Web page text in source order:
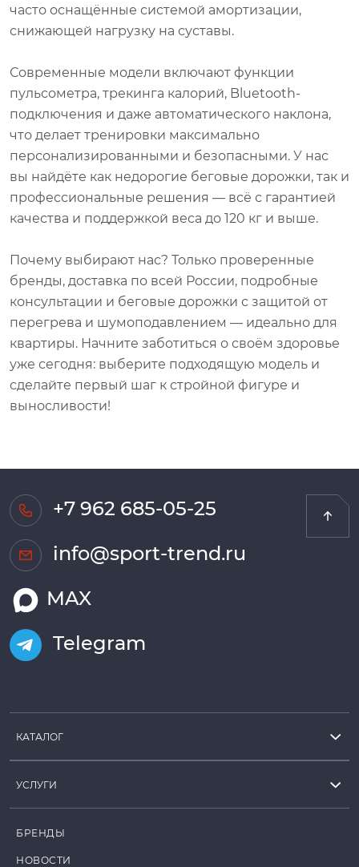
часто оснащённые системой амортизации,
снижающей нагрузку на суставы.
Современные модели включают функции
пульсометра, трекинга калорий, Bluetooth-
подключения и даже автоматического наклона,
что делает тренировки максимально
персонализированными и безопасными. У нас
вы найдёте как недорогие беговые дорожки, так и
профессиональные решения — всё с гарантией
качества и поддержкой веса до 120 кг и выше.
Почему выбирают нас? Только проверенные
бренды, доставка по всей России, подробные
консультации и беговые дорожки с защитой от
перегрева и шумоподавлением — идеально для
квартиры. Начните заботиться о своём здоровье
уже сегодня: выберите подходящую модель и
сделайте первый шаг к стройной фигуре и
выносливости!
+7 962 685-05-25
info@sport-trend.ru
MAX
Telegram
КАТАЛОГ
УСЛУГИ
БРЕНДЫ
НОВОСТИ